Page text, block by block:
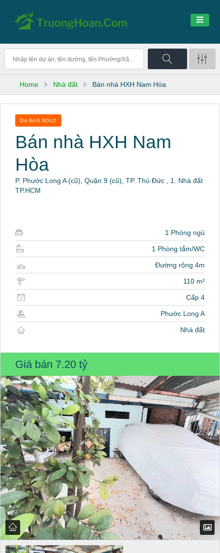
Home Nhà đất Bán nhà HXH Nam Hòa
DA BAN SOLD
Bán nhà HXH Nam
Hòa
P. Phước Long A (cũ), Quận 9 (cũ), TP. Thủ Đức , 1. Nhà đất
TP.HCM
1 Phòng ngủ
1 Phòng tắm/WC
Đường rộng 4m
110 m²
Cấp 4
Phước Long A
Nhà đất
Giá bán 7.20 tỷ